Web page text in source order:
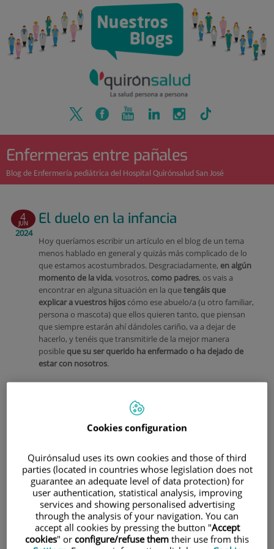
Enfermeras entre pañales
Blog de Enfermería pediátrica del Hospital Quirónsalud San José
4
JUN
2024
El duelo en la infancia
Hoy queríamos escribir un artículo en el blog de un tema
menos hablado en general y quizás más complicado de lo
que estamos acostumbrados. Desgraciadamente, en algún
momento de la vida, vosotros, como padres, os vais a
encontrar en alguna situación en la quetengáis que
explicar a vuestros hijos cómo ese abuelo/a (u otro familiar,
persona o mascota) que ellos quieren tanto, que piensan
que siempre estarán ahí dándoles cariño, va a dejar de
hacerlo, y tenéis que transmitirle de la mejor manera
posible que su ser querido ha enfermado o ha dejado de
estar con nosotros.
Todos nosotros ante ciertos eventos dolorosos que
Cookies configuration
Quirónsalud uses its own cookies and those of third
parties (located in countries whose legislation does not
guarantee an adequate level of data protection) for
user authentication, statistical analysis, improving
services and showing personalised advertising
through the analysis of your navigation. You can
accept all cookies by pressing the button "Accept
cookies" or configure/refuse them their use from this